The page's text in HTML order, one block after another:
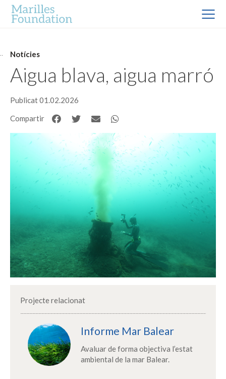
Notícies
Aigua blava, aigua marró
Publicat 01.02.2026
Compartir
Projecte relacionat
Informe Mar Balear
Avaluar de forma objectiva l’estat
ambiental de la mar Balear.